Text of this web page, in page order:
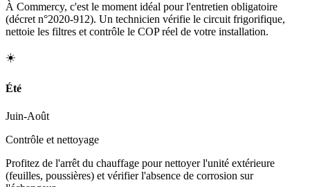
À Commercy, c'est le moment idéal pour l'entretien obligatoire
(décret n°2020-912). Un technicien vérifie le circuit frigorifique,
nettoie les filtres et contrôle le COP réel de votre installation.
☀️
Été
Juin-Août
Contrôle et nettoyage
Profitez de l'arrêt du chauffage pour nettoyer l'unité extérieure
(feuilles, poussières) et vérifier l'absence de corrosion sur